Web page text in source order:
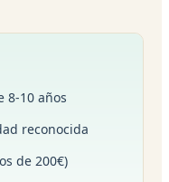
8-10 años
reconocida
de 200€)